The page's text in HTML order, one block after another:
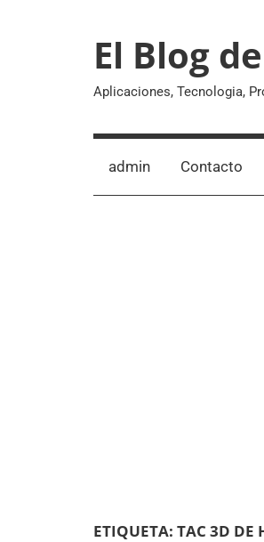
El Blog
Aplicaciones, Tecnologia,
admin Contacto
ETIQUETA: TAC 3D DE